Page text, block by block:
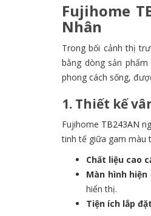
Fujihome
Nhân
Trong bối cảnh thị
bằng dòng sản phẩm
phong cách sống,
1. Thiết kế
Fujihome TB243AN
tinh tế giữa gam màu
Chất liệu cao
Màn hình hiện
hiển thị.
Tiện ích lắp